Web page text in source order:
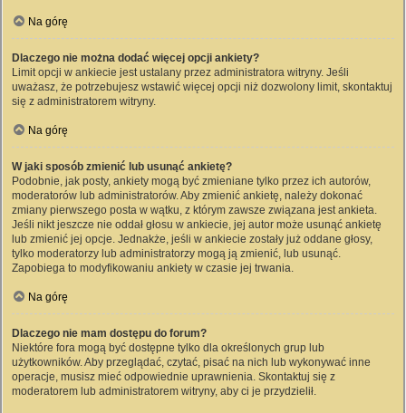
Na górę
Dlaczego nie można dodać więcej opcji ankiety?
Limit opcji w ankiecie jest ustalany przez administratora witryny. Jeśli
uważasz, że potrzebujesz wstawić więcej opcji niż dozwolony limit, skontaktuj
się z administratorem witryny.
Na górę
W jaki sposób zmienić lub usunąć ankietę?
Podobnie, jak posty, ankiety mogą być zmieniane tylko przez ich autorów,
moderatorów lub administratorów. Aby zmienić ankietę, należy dokonać
zmiany pierwszego posta w wątku, z którym zawsze związana jest ankieta.
Jeśli nikt jeszcze nie oddał głosu w ankiecie, jej autor może usunąć ankietę
lub zmienić jej opcje. Jednakże, jeśli w ankiecie zostały już oddane głosy,
tylko moderatorzy lub administratorzy mogą ją zmienić, lub usunąć.
Zapobiega to modyfikowaniu ankiety w czasie jej trwania.
Na górę
Dlaczego nie mam dostępu do forum?
Niektóre fora mogą być dostępne tylko dla określonych grup lub
użytkowników. Aby przeglądać, czytać, pisać na nich lub wykonywać inne
operacje, musisz mieć odpowiednie uprawnienia. Skontaktuj się z
moderatorem lub administratorem witryny, aby ci je przydzielił.